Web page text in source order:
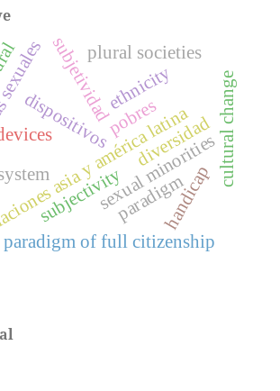
asia y américa latina
dispositivospobres
subjectivity
subjetividad
paradigm of full citizenship
sexual minoritiescultural change
ethnicity
paradigm
plural societies
handicap
diversidad